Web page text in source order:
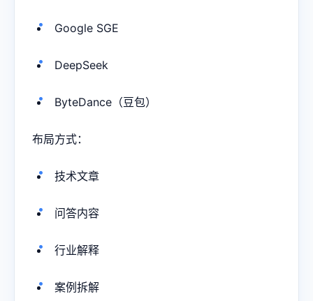
Google SGE
DeepSeek
ByteDance（豆包）
布局方式：
技术文章
问答内容
行业解释
案例拆解